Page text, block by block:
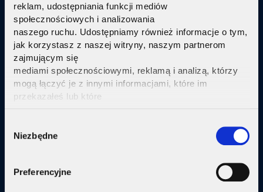
reklam, udostępniania funkcji mediów
społecznościowych i analizowania
naszego ruchu. Udostępniamy również informacje o tym,
jak korzystasz z naszej witryny, naszym partnerom
zajmującym się
mediami społecznościowymi, reklamą i analizą, którzy
mogą łączyć je z innymi informacjami, które im
przekazałeś lub które
Selection
Niezbędne
Preferencyjne
Pakiety internetu z nowoczesną telewizją
technologi IPTV Replay TV.
Sprawdź
Internet + telewizja